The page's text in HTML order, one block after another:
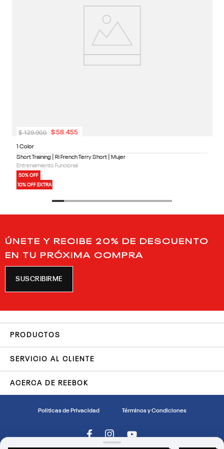
1 Color
Short Training | Ri French Terry Short | Mujer
Entrenamiento Funcional
50% OFF
10% OFF EXTRA
$ 129.900 $58.455
ÚNETE Y RECIBE 20% DE DESCUENTO
EN TU PRÓXIMA COMPRA
SUSCRIBIRME
PRODUCTOS
SERVICIO AL CLIENTE
ACERCA DE REEBOK
Politicas de Privacidad Términos y Condiciones